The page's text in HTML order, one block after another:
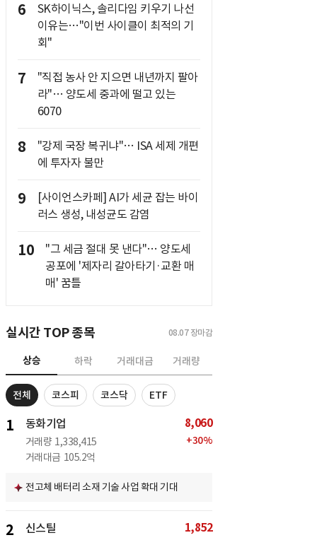
6
SK하이닉스, 솔리다임 키우기 나선
이유는…"이번 사이클이 최적의 기
회"
7
"직접 농사 안 지으면 내년까지 팔아
라"… 양도세 중과에 떨고 있는
6070
8
"강제 국장 복귀냐"… ISA 세제 개편
에 투자자 불만
9
[사이언스카페] AI가 세균 잡는 바이
러스 생성, 내성균도 감염
10
"그 세금 절대 못 낸다"… 양도세
공포에 '제자리 갈아타기·교환 매
매' 꿈틀
실시간 TOP 종목 08.07 장마감
상승 하락 거래대금 거래량
전체 코스피 코스닥 ETF
1 동화기업
거래량 1,338,415
거래대금 105.2억
8,060
+30%
전고체 배터리 소재 기술 사업 확대 기대
2 신스틸 1,852